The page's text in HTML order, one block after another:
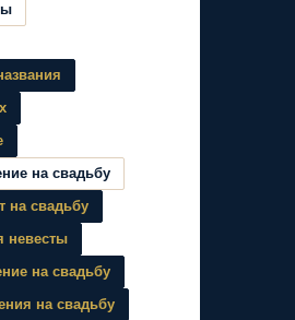
на свадьбу
на свадьбу
невесты
на свадьбу
на свадьбу